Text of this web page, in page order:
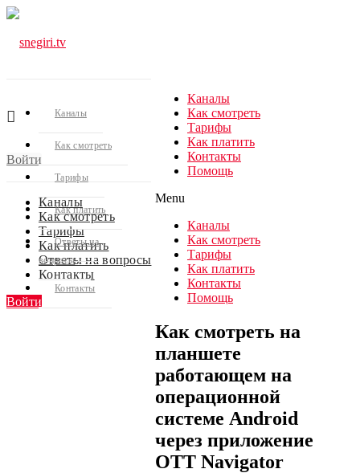
Войти
Каналы
Как смотреть
Тарифы
Как платить
Ответы на вопросы
Контакты
Войти
Каналы
Как смотреть
Тарифы
Как платить
Ответы на
вопросы
Контакты
Каналы
Как смотреть
Тарифы
Как платить
Контакты
Помощь
Menu
Каналы
Как смотреть
Тарифы
Как платить
Контакты
Помощь
Как смотреть на
планшете
работающем на
операционной
системе Android
через приложение
OTT Navigator